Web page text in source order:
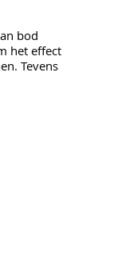
bod
het effect
Tevens